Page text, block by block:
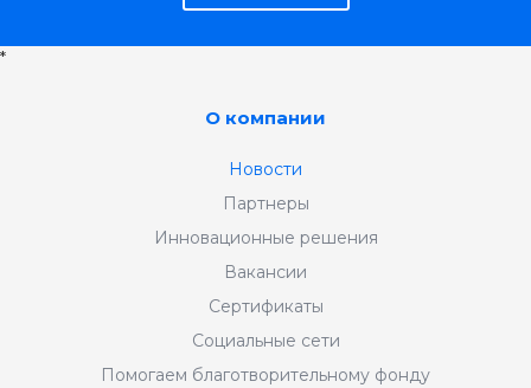
*
О компании
Новости
Партнеры
Инновационные решения
Вакансии
Сертификаты
Социальные сети
Помогаем благотворительному фонду